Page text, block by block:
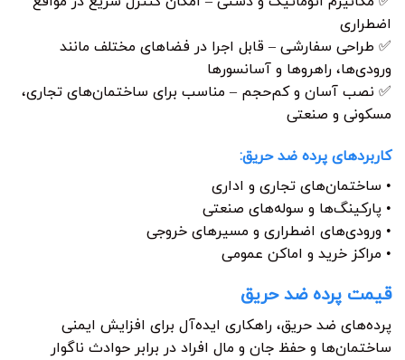
اضطراری
✅ طراحی سفارشی – قابل اجرا در فضاهای مختلف مانند
ورودی‌ها، راهروها و آسانسورها
✅ نصب آسان و کم‌حجم – مناسب برای ساختمان‌های تجاری،
مسکونی و صنعتی
کاربردهای پرده ضد حریق:
• ساختمان‌های تجاری و اداری
• پارکینگ‌ها و سوله‌های صنعتی
• ورودی‌های اضطراری و مسیرهای خروجی
• مراکز خرید و اماکن عمومی
قیمت پرده ضد حریق
پرده‌های ضد حریق، راهکاری ایده‌آل برای افزایش ایمنی
ساختمان‌ها و حفظ جان و مال افراد در برابر حوادث ناگوار